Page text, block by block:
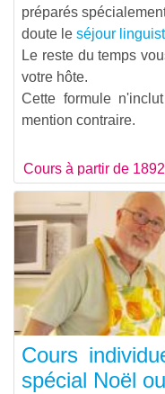
préparés
doute le séjour
Le reste du temps
votre hôte.
Cette formule
mention contraire.
Cours à partir de
Cours
spécial Noël